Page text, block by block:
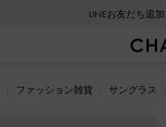
LINEお友だち追
ファッション雑貨 サングラス